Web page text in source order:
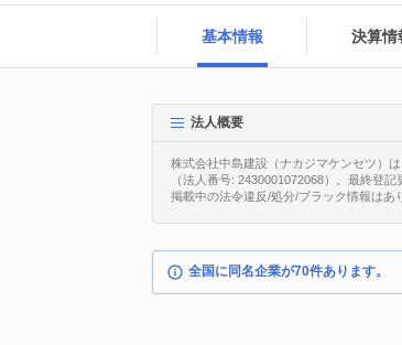
基本情報 決算情
法人概要
株式会社中島建設（ナカジマケンセツ）
（法人番号: 2430001072068）。最終登
掲載中の法令違反/処分/ブラック情報はあ
全国に同名企業が70件あります。